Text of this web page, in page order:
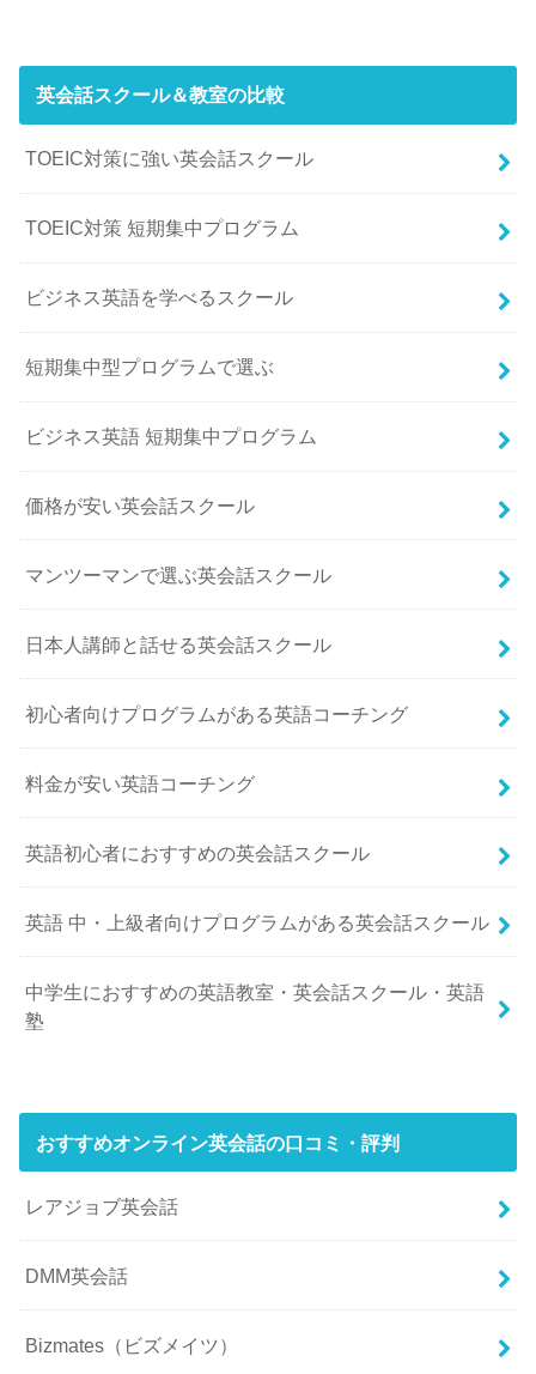
英会話スクール＆教室の比較
TOEIC対策に強い英会話スクール
TOEIC対策 短期集中プログラム
ビジネス英語を学べるスクール
短期集中型プログラムで選ぶ
ビジネス英語 短期集中プログラム
価格が安い英会話スクール
マンツーマンで選ぶ英会話スクール
日本人講師と話せる英会話スクール
初心者向けプログラムがある英語コーチング
料金が安い英語コーチング
英語初心者におすすめの英会話スクール
英語 中・上級者向けプログラムがある英会話スクール
中学生におすすめの英語教室・英会話スクール・英語
塾
おすすめオンライン英会話の口コミ・評判
レアジョブ英会話
DMM英会話
Bizmates（ビズメイツ）